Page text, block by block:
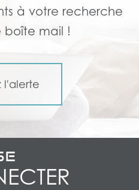
à votre recherche
boîte mail !
l'alerte